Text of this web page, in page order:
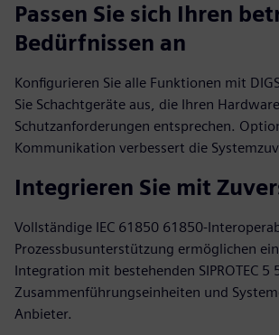
Passen Sie sich Ihren
Bedürfnissen an
Konfigurieren Sie alle Funktionen mit
Sie Schachtgeräte aus, die Ihren
Schutzanforderungen entsprechen.
Kommunikation verbessert die
Integrieren Sie mit
Vollständige IEC 61850 61850-
Prozessbusunterstützung ermöglichen
Integration mit bestehenden SIPROTEC 5
Zusammenführungseinheiten und
Anbieter.